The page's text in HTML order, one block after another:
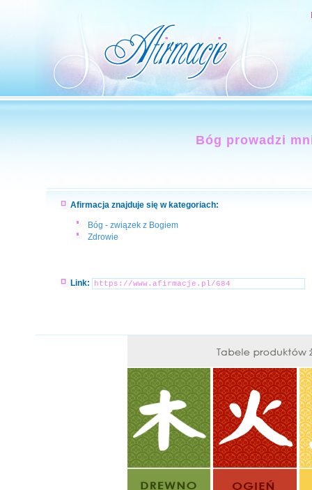
Bóg prowadzi
Afirmacja znajduje się w kategoriach:
Bóg - związek z Bogiem
Zdrowie
Link: